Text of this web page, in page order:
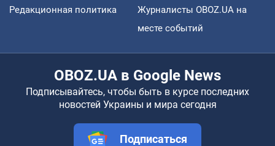
Редакционная политика
Журналисты OBOZ.UA на
месте событий
OBOZ.UA в Google News
Подписывайтесь, чтобы быть в курсе последних
новостей Украины и мира сегодня
Подписаться